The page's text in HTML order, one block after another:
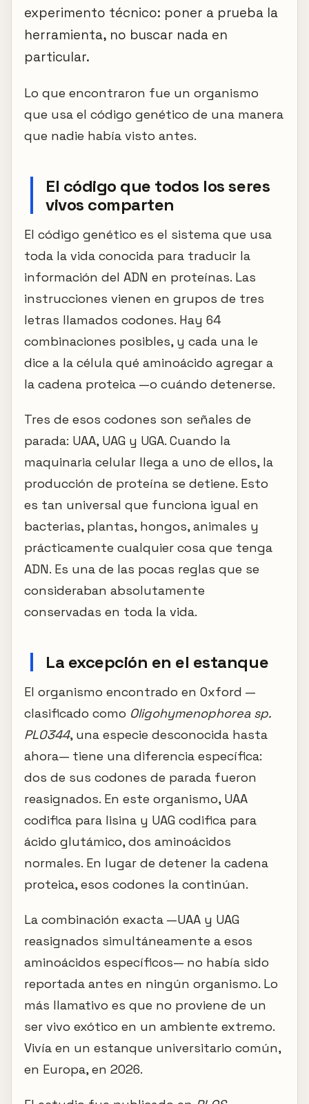
experimento técnico: poner a prueba la
herramienta, no buscar nada en
particular.
Lo que encontraron fue un organismo
que usa el código genético de una manera
que nadie había visto antes.
El código que todos los seres
vivos comparten
El código genético es el sistema que usa
toda la vida conocida para traducir la
información del ADN en proteínas. Las
instrucciones vienen en grupos de tres
letras llamados codones. Hay 64
combinaciones posibles, y cada una le
dice a la célula qué aminoácido agregar a
la cadena proteica —o cuándo detenerse.
Tres de esos codones son señales de
parada: UAA, UAG y UGA. Cuando la
maquinaria celular llega a uno de ellos, la
producción de proteína se detiene. Esto
es tan universal que funciona igual en
bacterias, plantas, hongos, animales y
prácticamente cualquier cosa que tenga
ADN. Es una de las pocas reglas que se
consideraban absolutamente
conservadas en toda la vida.
La excepción en el estanque
El organismo encontrado en Oxford —
clasificado como Oligohymenophorea sp.
PL0344, una especie desconocida hasta
ahora— tiene una diferencia específica:
dos de sus codones de parada fueron
reasignados. En este organismo, UAA
codifica para lisina y UAG codifica para
ácido glutámico, dos aminoácidos
normales. En lugar de detener la cadena
proteica, esos codones la continúan.
La combinación exacta —UAA y UAG
reasignados simultáneamente a esos
aminoácidos específicos— no había sido
reportada antes en ningún organismo. Lo
más llamativo es que no proviene de un
ser vivo exótico en un ambiente extremo.
Vivía en un estanque universitario común,
en Europa, en 2026.